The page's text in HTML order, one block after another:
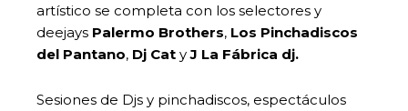
artístico se completa con los selectores y
deejays Palermo Brothers, Los Pinchadiscos
del Pantano, Dj Cat yJ La Fábrica dj.
Sesiones de Djs y pinchadiscos, espectáculos